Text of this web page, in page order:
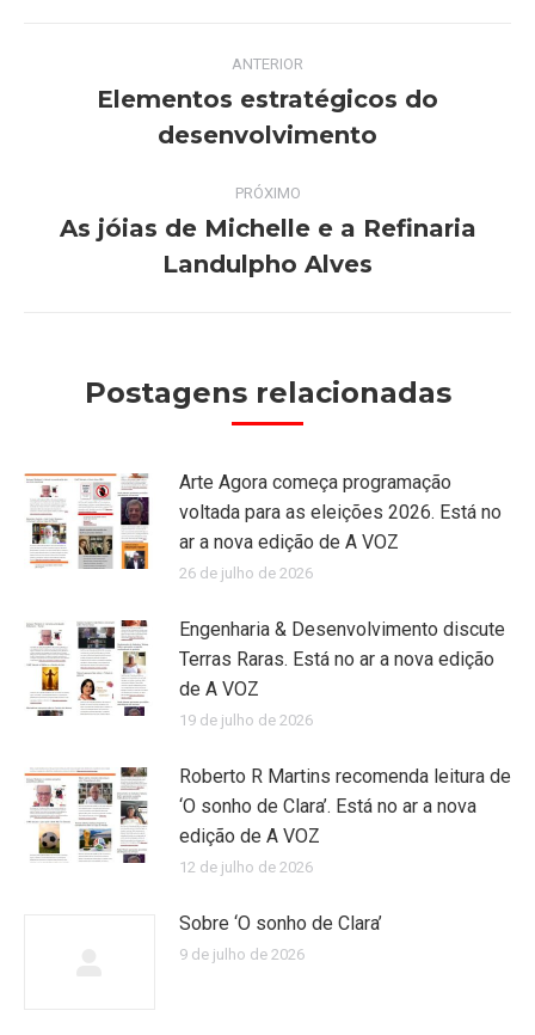
NavegaçãoANTERIOR
anterior:
Elementos estratégicos do
desenvolvimento
PRÓXIMO
post:
As jóias de Michelle e a Refinaria
Landulpho Alves
Postagens relacionadas
Arte Agora começa programação
voltada para as eleições 2026. Está no
ar a nova edição de A VOZ
26 de julho de 2026
Engenharia & Desenvolvimento discute
Terras Raras. Está no ar a nova edição
de A VOZ
19 de julho de 2026
Roberto R Martins recomenda leitura de
‘O sonho de Clara’. Está no ar a nova
edição de A VOZ
12 de julho de 2026
Sobre ‘O sonho de Clara’
9 de julho de 2026